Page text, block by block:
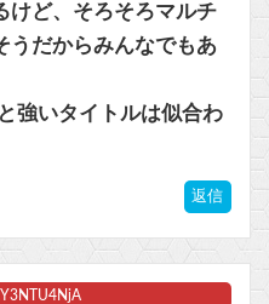
けど、そろそろマルチ
うだからみんなでもあ
強いタイトルは似合わ
返信